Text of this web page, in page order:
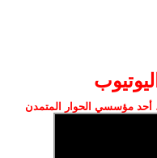
أحد مؤسسي الحوار المتمدن